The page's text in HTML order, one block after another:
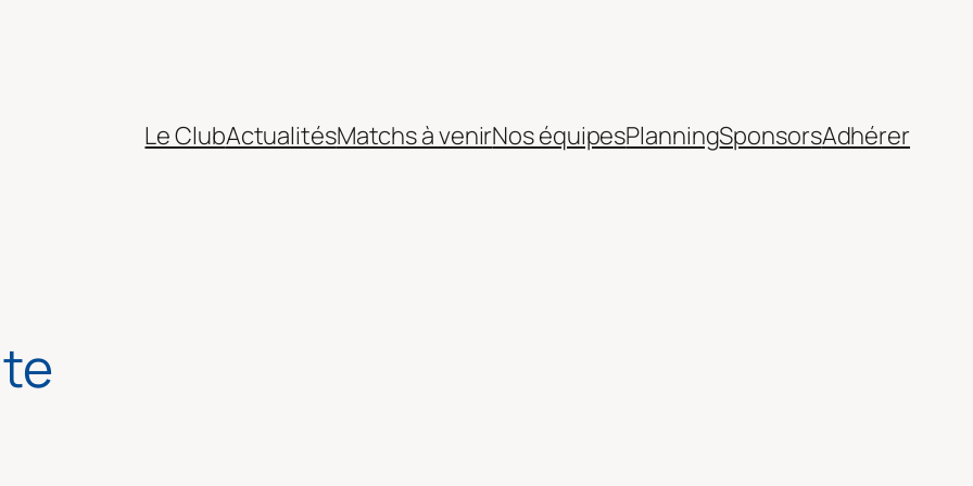
Le ClubActualitésMatchs à venirNos équipesPlanningSponsorsAdhérer